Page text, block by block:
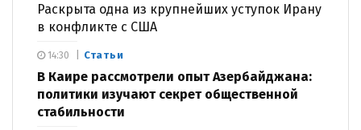
Раскрыта одна из крупнейших уступок Ирану
в конфликте с США
Статьи
В Каире рассмотрели опыт Азербайджана:
политики изучают секрет общественной
стабильности
14:30